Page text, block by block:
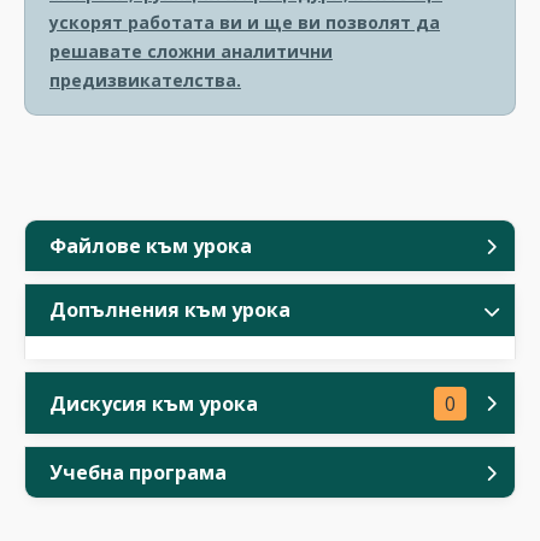
Файлове към урока
Допълнения към урока
Дискусия към урока 0
Учебна програма
ускорят работата ви и ще ви позволят да
решавате сложни аналитични
предизвикателства.